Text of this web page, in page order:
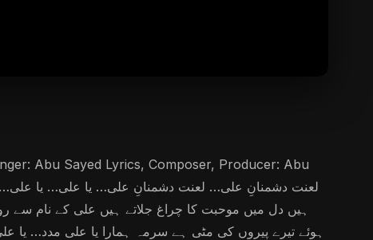
ہیں دل میں موحبت کا چراغ جلاتے ہیں علی کے نام سے
ہوئے تیرے پیروں کی مٹی ہے سرمہ ہمارا یا علی مدد…